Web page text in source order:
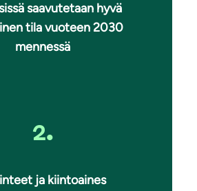
saavutetaan hyvä
tila vuoteen 2030
mennessä
2.
ja kiintoaines